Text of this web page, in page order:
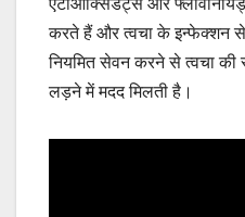
एंटीऑक्सिडेंट्स और
करते हैं और त्वचा के इन्फेक्शन
नियमित सेवन करने से त्वचा की
लड़ने में मदद मिलती है।